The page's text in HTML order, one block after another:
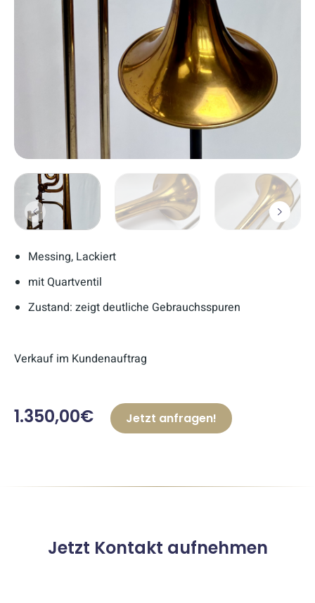
Messing, Lackiert
mit Quartventil
Zustand: zeigt deutliche Gebrauchsspuren
Verkauf im Kundenauftrag
1.350,00€ Jetzt anfragen!
Jetzt Kontakt aufnehmen